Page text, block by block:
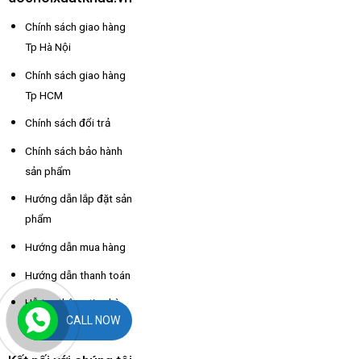
Chính sách giao hàng
Tp Hà Nội
Chính sách giao hàng
Tp HCM
Chính sách đổi trả
Chính sách bảo hành
sản phẩm
Hướng dẫn lắp đặt sản
phẩm
Hướng dẫn mua hàng
Hướng dẫn thanh toán
Hỗ trợ thông tin nhà
xe các tỉnhCALL NOW